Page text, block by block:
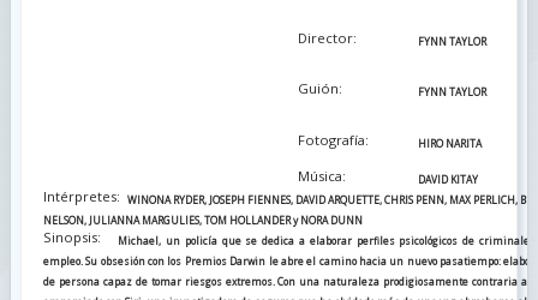
Director: FYNN TAYLOR
Guión: FYNN TAYLOR
Fotografía: HIRO NARITA
Música: DAVID KITAY
Intérpretes:
WINONA RYDER, JOSEPH FIENNES, DAVID ARQUETTE, CHRIS PENN, MAX PERLICH,
NELSON, JULIANNA MARGULIES, TOM HOLLANDER y NORA DUNN
Sinopsis:
Michael, un policía que se dedica a elaborar perfiles psicológicos de
empleo. Su obsesión con los Premios Darwin le abre el camino hacia un nuevo pasatiempo:
de persona capaz de tomar riesgos extremos. Con una naturaleza prodigiosamente contraria al